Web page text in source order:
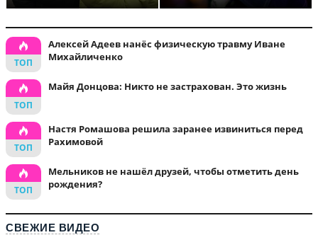
Алексей Адеев нанёс физическую травму Иване
Михайличенко
Майя Донцова: Никто не застрахован. Это жизнь
Настя Ромашова решила заранее извиниться перед
Рахимовой
Мельников не нашёл друзей, чтобы отметить день
рождения?
СВЕЖИЕ ВИДЕО